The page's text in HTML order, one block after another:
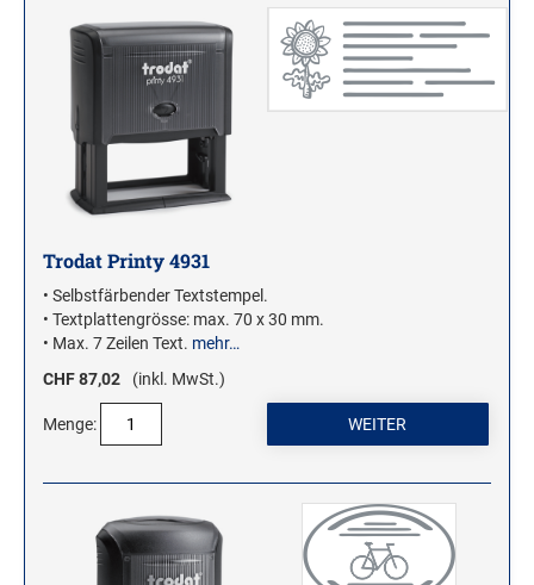
Trodat Printy 4931
• Selbstfärbender Textstempel.
• Textplattengrösse: max. 70 x 30 mm.
• Max. 7 Zeilen Text. mehr…
CHF 87,02
(inkl. MwSt.)
Menge: